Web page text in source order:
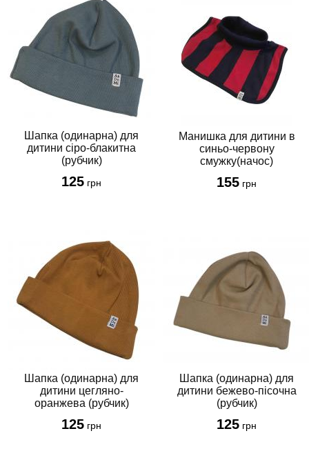
Шапка (одинарна) для
дитини сіро-блакитна
(рубчик)
125 грн
Манишка для дитини в
синьо-червону
смужку(начос)
155 грн
Шапка (одинарна) для
дитини цегляно-
оранжева (рубчик)
125 грн
Шапка (одинарна) для
дитини бежево-пісочна
(рубчик)
125 грн